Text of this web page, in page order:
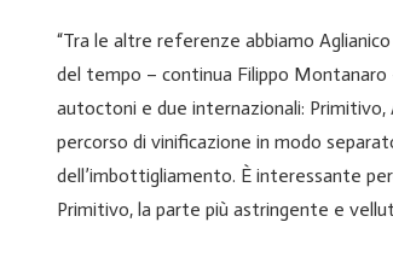
“Tra le altre referenze abbiamo
del tempo – continua Filippo
autoctoni e due internazionali: Primitivo,
percorso di vinificazione in modo
dell’imbottigliamento. È interessante
Primitivo, la parte più astringente e